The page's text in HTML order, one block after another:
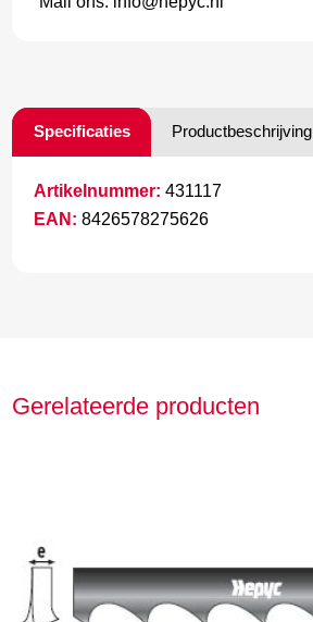
Specificaties Productbeschrijving
Artikelnummer: 431117
EAN: 8426578275626
Gerelateerde producten